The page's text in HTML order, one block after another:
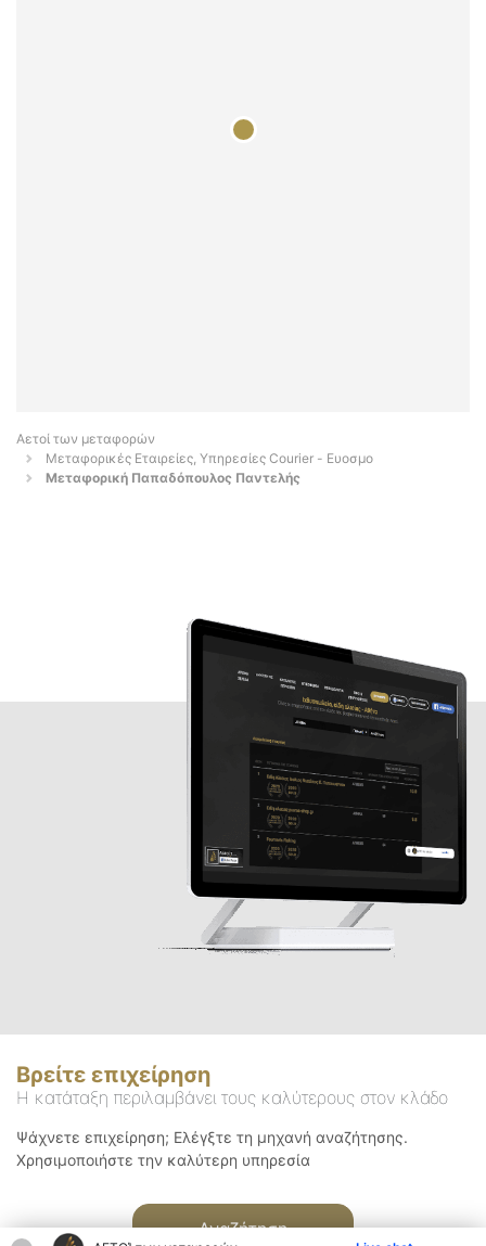
Αετοί των μεταφορών
Μεταφορικές Εταιρείες, Υπηρεσίες Courier - Ευοσμο
Μεταφορική Παπαδόπουλος Παντελής
Βρείτε επιχείρηση
Η κατάταξη περιλαμβάνει τους καλύτερους στον κλάδο
Ψάχνετε επιχείρηση; Ελέγξτε τη μηχανή αναζήτησης.
Χρησιμοποιήστε την καλύτερη υπηρεσία
Αναζήτηση